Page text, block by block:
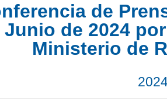
de
Junio de 2024
Ministerio de